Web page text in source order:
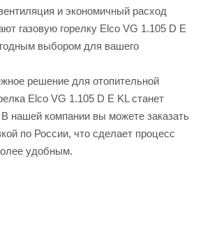
и экономичный расход
газовую горелку Elco VG 1.105 D E
выбором для вашего
решение для отопительной
Elco VG 1.105 D E KL станет
нашей компании вы можете заказать
по России, что сделает процесс
удобным.